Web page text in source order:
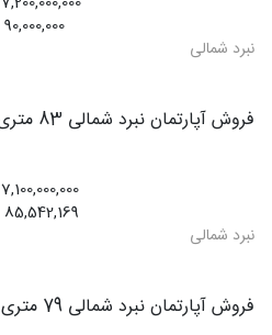
90,000,000
نبرد شمالی
فروش آپارتمان نبرد شمالی 83 متری
7,100,000,000
85,542,169
نبرد شمالی
فروش آپارتمان نبرد شمالی 79 متری